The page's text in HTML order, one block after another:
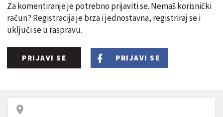
Za komentiranje je potrebno prijaviti se. Nemaš korisnički
račun? Registracija je brza i jednostavna, registriraj se i
uključi se u raspravu.
PRIJAVI SE PRIJAVI SE